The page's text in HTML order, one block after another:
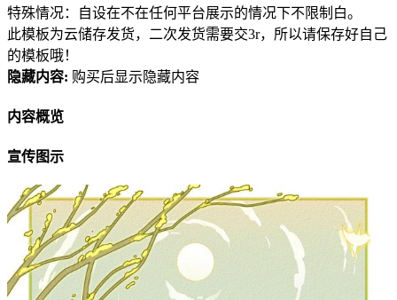
特殊情况：自设在不在任何平台展示的情况下不限制白。
此模板为云储存发货，二次发货需要交3r，所以请保存好自己
的模板哦！
隐藏内容: 购买后显示隐藏内容
内容概览
宣传图示